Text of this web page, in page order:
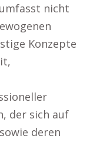
nicht
Konzepte
der sich auf
deren